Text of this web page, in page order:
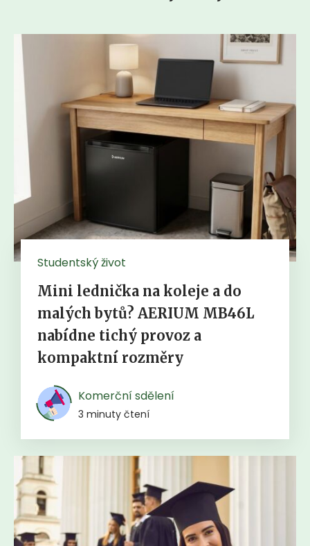
Studentský život
Mini lednička na koleje a do
malých bytů? AERIUM MB46L
nabídne tichý provoz a
kompaktní rozměry
Komerční sdělení
3 minuty čtení